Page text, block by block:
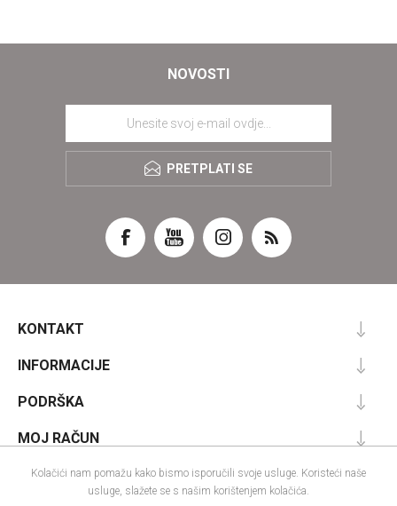
NOVOSTI
PRETPLATI SE
KONTAKT
INFORMACIJE
PODRŠKA
MOJ RAČUN
Kolačići nam pomažu kako bismo isporučili svoje usluge. Koristeći naše
usluge, slažete se s našim korištenjem kolačića.